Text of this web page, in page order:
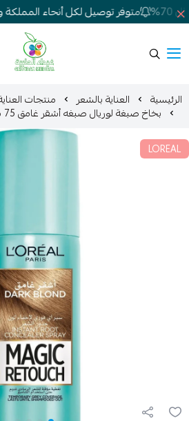
متوفر توصيل لكل أنحاء المملكة
شركة غيداء
الرئيسية العناية بالشعر منتجات
بخاخ صبغة لوريال صبغه أشقر غامق 75 مل
LOREAL